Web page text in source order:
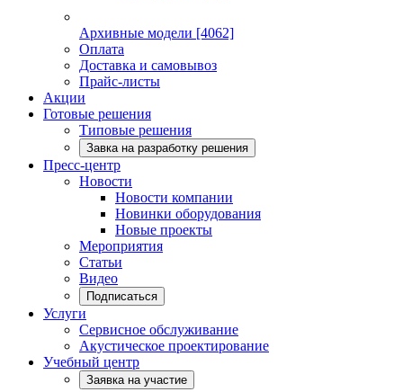
Архивные модели [4062]
Оплата
Доставка и самовывоз
Прайс-листы
Акции
Готовые решения
Типовые решения
Завка на разработку решения
Пресс-центр
Новости
Новости компании
Новинки оборудования
Новые проекты
Мероприятия
Статьи
Видео
Подписаться
Услуги
Сервисное обслуживание
Акустическое проектирование
Учебный центр
Заявка на участие